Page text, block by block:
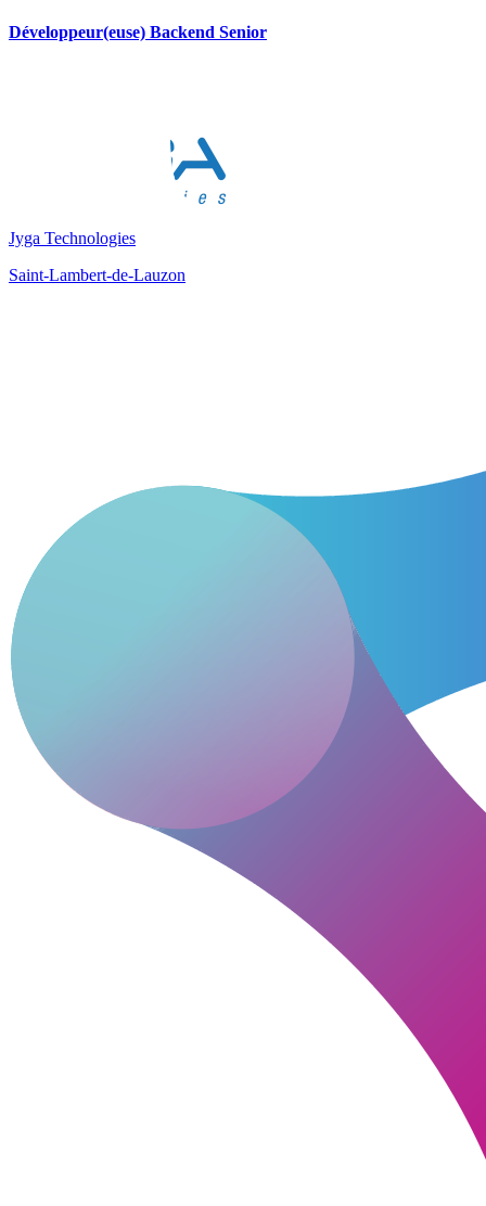
Développeur(euse) Backend Senior
Jyga Technologies
Saint-Lambert-de-Lauzon